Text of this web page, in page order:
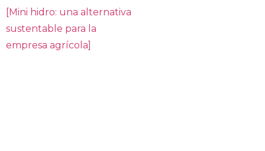
[Mini hidro: una alternativa
sustentable para la
empresa agrícola]